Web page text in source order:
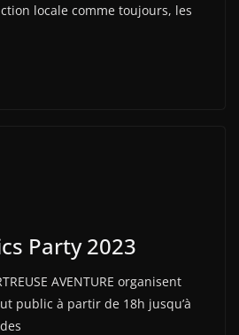
locale comme toujours, les
Party 2023
AVENTURE organisent
public à partir de 18h jusqu’à